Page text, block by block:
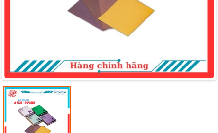
Mã giảm giá:
Ngày hết hạn: